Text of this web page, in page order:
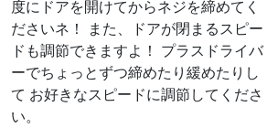
度にドアを開けてからネジを締めてく
ださいネ！ また、ドアが閉まるスピー
ドも調節できますよ！ プラスドライバ
ーでちょっとずつ締めたり緩めたりし
て お好きなスピードに調節してくださ
い。